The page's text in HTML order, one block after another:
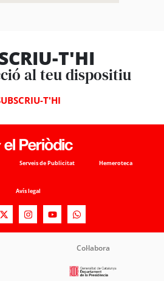
T'HI
al teu dispositiu
T'HI
Serveis de Publicitat Hemeroteca
Avís legal
Col·labora